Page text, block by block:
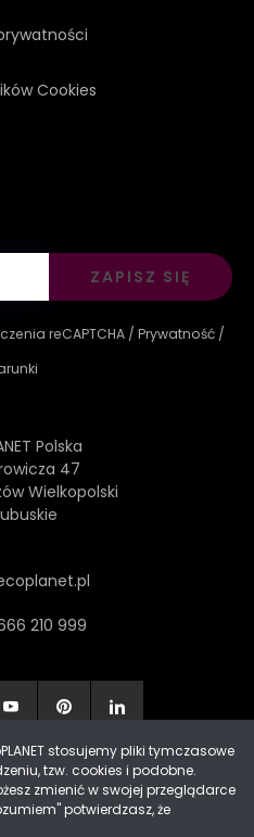
Cookies
ZAPISZ SIĘ
reCAPTCHA / Prywatność /
Polska
47
Wielkopolski
210 999
Media & decoPLANET
stosujemy pliki tymczasowe
tzw. cookies i podobne.
zmienić w swojej przeglądarce
potwierdzasz, że